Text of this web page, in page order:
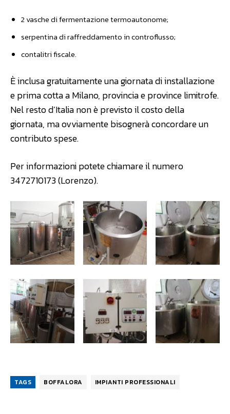
2 vasche di fermentazione termoautonome;
serpentina di raffreddamento in controflusso;
contalitri fiscale.
È inclusa gratuitamente una giornata di installazione
e prima cotta a Milano, provincia e province limitrofe.
Nel resto d’Italia non è previsto il costo della
giornata, ma ovviamente bisognerà concordare un
contributo spese.
Per informazioni potete chiamare il numero
3472710173 (Lorenzo).
TAGS BOFFALORA IMPIANTI PROFESSIONALI